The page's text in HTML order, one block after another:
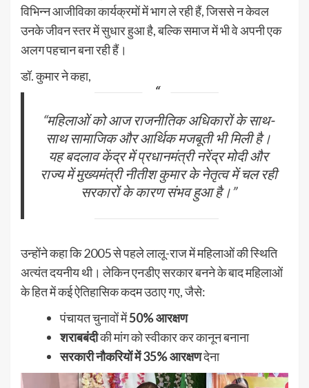
विभिन्न आजीविका कार्यक्रमों में भाग ले रही हैं, जिससे न केवल
उनके जीवन स्तर में सुधार हुआ है, बल्कि समाज में भी वे अपनी एक
अलग पहचान बना रही हैं।
डॉ. कुमार ने कहा,
“महिलाओं को आज राजनीतिक अधिकारों के साथ-
साथ सामाजिक और आर्थिक मजबूती भी मिली है।
यह बदलाव केंद्र में प्रधानमंत्री नरेंद्र मोदी और
राज्य में मुख्यमंत्री नीतीश कुमार के नेतृत्व में चल रही
सरकारों के कारण संभव हुआ है।”
उन्होंने कहा कि 2005 से पहले लालू-राज में महिलाओं की स्थिति
अत्यंत दयनीय थी। लेकिन एनडीए सरकार बनने के बाद महिलाओं
के हित में कई ऐतिहासिक कदम उठाए गए, जैसे:
पंचायत चुनावों में50% आरक्षण
शराबबंदीकी मांग को स्वीकार कर कानून बनाना
सरकारी नौकरियों में 35% आरक्षणदेना